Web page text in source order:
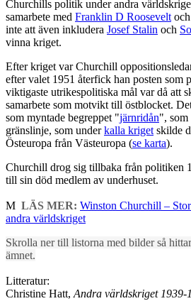
Churchills politik under andra
samarbete med Franklin D Roosevelt och
inte att även inkludera Josef Stalin och
vinna kriget.
Efter kriget var Churchill
efter valet 1951 återfick han posten som
viktigaste utrikespolitiska mål var då att
samarbete som motvikt till östblocket.
som myntade begreppet "järnridån", som
gränslinje, som underkalla kriget skilde
Östeuropa från Västeuropa (se karta).
Churchill drog sig tillbaka från politiken
till sin död medlem av underhuset.
M LÄS MER: Winston Churchill –
andra världskriget
Skrolla ner till listorna med bilder så
ämnet.
Litteratur:
Christine Hatt, Andra världskriget 1939-